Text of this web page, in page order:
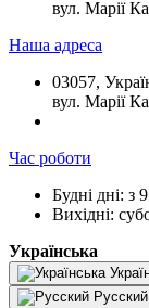
вул. Марії
Наша адреса
03057,
вул. Марії
Час роботи
Будні дні: з
Вихідні:
Українська
Русский